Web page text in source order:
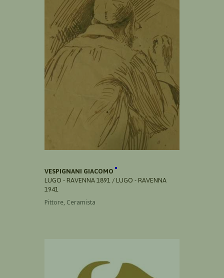
VESPIGNANI GIACOMO
LUGO - RAVENNA 1891 / LUGO - RAVENNA
1941
Pittore, Ceramista